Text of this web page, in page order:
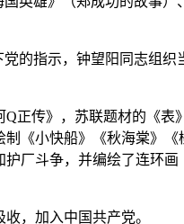
的指示，钟望阳同志组织
正传》，苏联题材的《表
《小快船》《秋海棠》《
厂斗争，并编绘了连环
，加入中国共产党。